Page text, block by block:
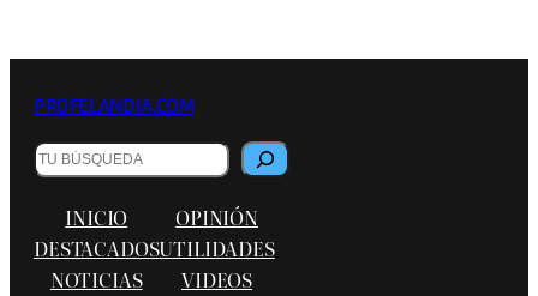
PROFELANDIA.COM
Buscar
INICIO
DESTACADOS
NOTICIAS
OPINIÓN
UTILIDADES
VIDEOS